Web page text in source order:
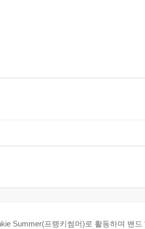
Summer(프랭키썸머)로 활동하며 밴드